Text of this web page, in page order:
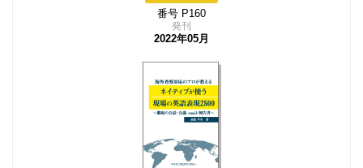
番号 P160
発刊
2022年05月